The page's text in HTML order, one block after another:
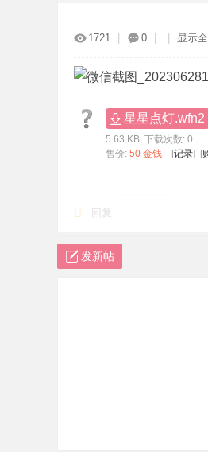
分
1721 0 显示
星星点灯.wfn2
5.63 KB, 下载次数: 0
售价: 50 金钱 [记录] [
回复
发新帖